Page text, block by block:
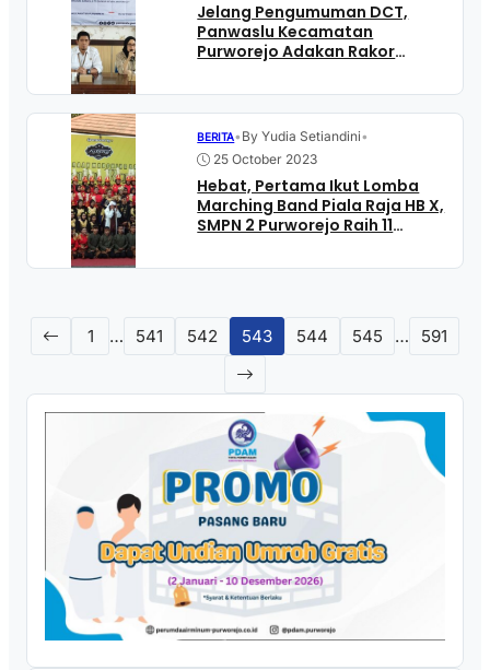
Jelang Pengumuman DCT,
Panwaslu Kecamatan
Purworejo Adakan Rakor
Kelurahan/Desa
BERITA• By Yudia Setiandini•
25 October 2023
Hebat, Pertama Ikut Lomba
Marching Band Piala Raja HB X,
SMPN 2 Purworejo Raih 11
1 … 541 542 543 544 545 … 591